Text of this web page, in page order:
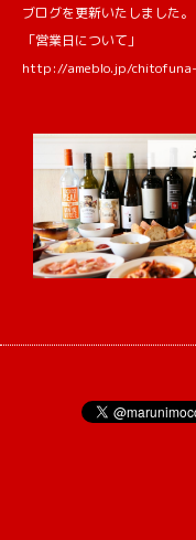
ブログを更新いたしました。
「営業日について」
http://ameblo.jp/